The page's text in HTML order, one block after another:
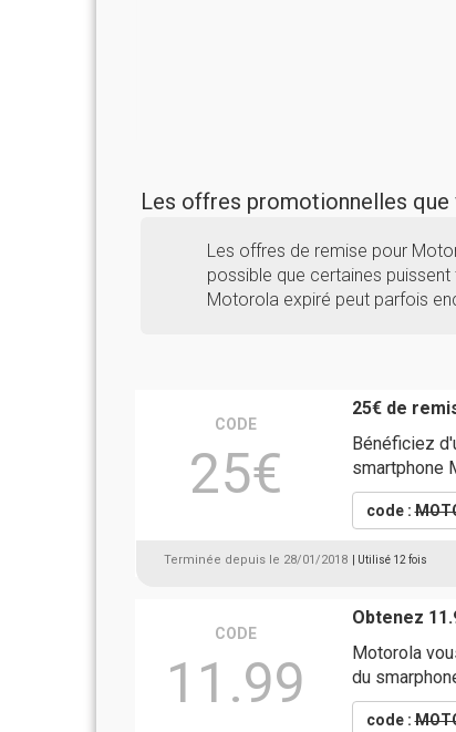
Les offres promotionnelles que
Les offres de remise pour
possible que certaines
Motorola expiré peut parfois
CODE
25€
25€ de
Bénéficiez
smartphone
code :
Terminée depuis le 28/01/2018 | Utilisé 12 fois
CODE
11.99
Obtenez
Motorola
du
code :